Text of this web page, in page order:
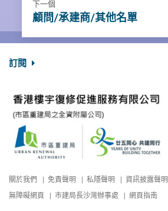
下一個
顧問/承建商/其他名單
訂閱
關於我們 免責聲明 私隱聲明 資訊披露聲明
無障礙網頁
市建局長沙灣辦事處 網頁指南